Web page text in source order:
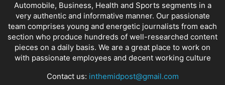
Automobile, Business, Health and Sports segments in a
very authentic and informative manner. Our passionate
team comprises young and energetic journalists from each
section who produce hundreds of well-researched content
pieces on a daily basis. We are a great place to work on
with passionate employees and decent working culture
Contact us: inthemidpost@gmail.com